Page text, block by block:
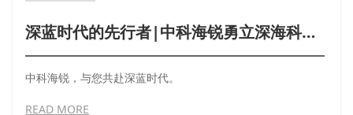
深蓝时代的先行者|中科海锐勇立深海科技产业潮头
中科海锐，与您共赴深蓝时代。
READ MORE